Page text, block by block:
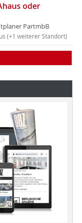
oder
PartmbB
(+1 weiterer Standort)